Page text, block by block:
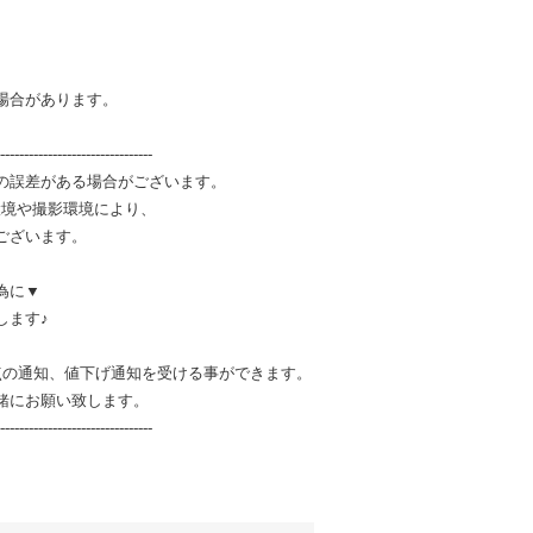
があります。
差がある場合がございます。
や撮影環境により、
います。
に▼
ます♪
通知、値下げ通知を受ける事ができます。
お願い致します。